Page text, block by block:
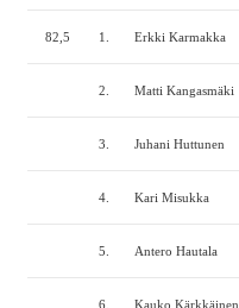
82,5 1. Erkki Karmakka
2. Matti Kangasmäki
3. Juhani Huttunen
4. Kari Misukka
5. Antero Hautala
6. Kauko Kärkkäinen